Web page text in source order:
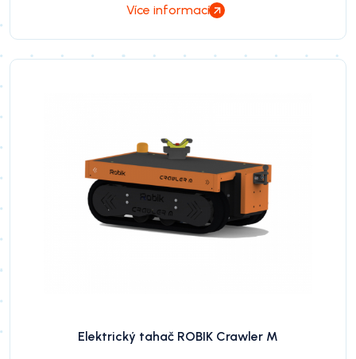
Více informací
Elektrický tahač ROBIK Crawler M